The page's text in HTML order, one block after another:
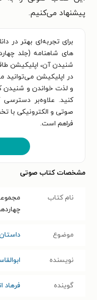
پیشنهاد می‌کنیم.
برای تجربه‌ای بهتر در
های شاهنامه (جلد
شنیدن آن، اپلیکیشن
در اپلیکیشن
و لذت خواندن و شنیدن
کنید. علاوه‌بر دسترسی
صوتی و الکترونیکی با
فراهم است.
مشخصات کتاب صوتی
نام کتاب
موضوع
نویسنده
گوینده فرهاد